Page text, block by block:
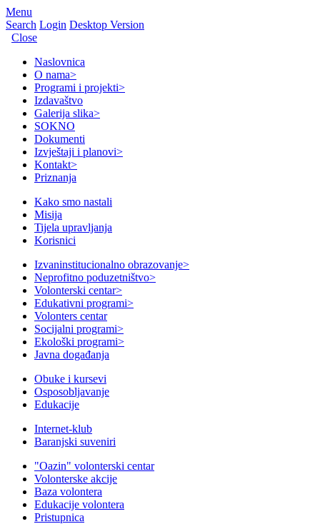
Menu
Search Login Desktop Version
Close
Naslovnica
O nama>
Programi i projekti>
Izdavaštvo
Galerija slika>
SOKNO
Dokumenti
Izvještaji i planovi>
Kontakt>
Priznanja
Kako smo nastali
Misija
Tijela upravljanja
Korisnici
Izvaninstitucionalno obrazovanje>
Neprofitno poduzetništvo>
Volonterski centar>
Edukativni programi>
Volonters centar
Socijalni programi>
Ekološki programi>
Javna događanja
Obuke i kursevi
Osposobljavanje
Edukacije
Internet-klub
Baranjski suveniri
"Oazin" volonterski centar
Volonterske akcije
Baza volontera
Edukacije volontera
Pristupnica